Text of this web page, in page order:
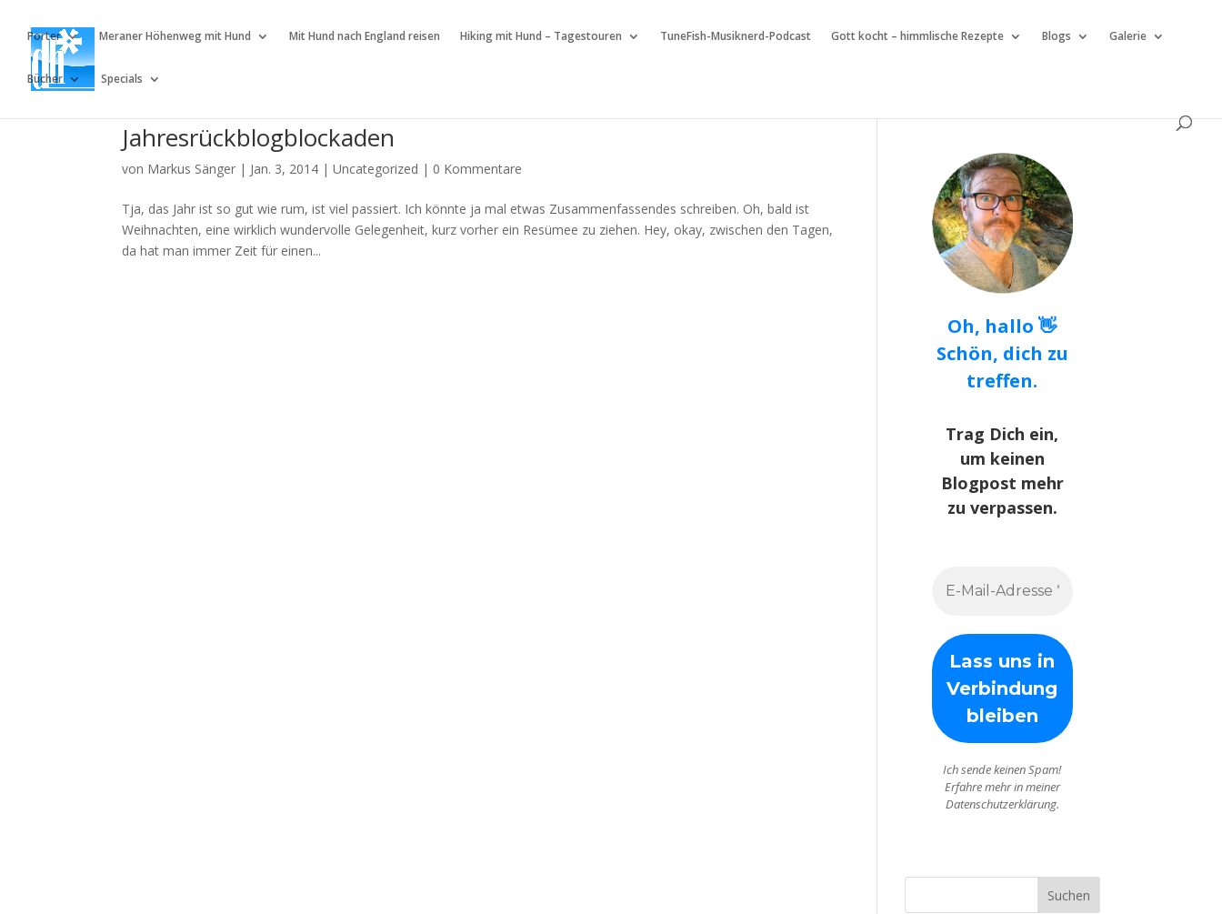
Porter Meraner Höhenweg mit Hund Mit Hund nach England reisen Hiking mit Hund – Tagestouren TuneFish-Musiknerd-Podcast Gott kocht – himmlische Rezepte Blogs Galerie
Bücher Specials
Jahresrückblogblockaden
von Markus Sänger | Jan. 3, 2014 |Uncategorized | 0 Kommentare
Tja, das Jahr ist so gut wie rum, ist viel passiert. Ich könnte ja mal etwas Zusammenfassendes schreiben. Oh, bald ist
Weihnachten, eine wirklich wundervolle Gelegenheit, kurz vorher ein Resümee zu ziehen. Hey, okay, zwischen den Tagen,
da hat man immer Zeit für einen...
Oh, hallo 👋
Schön, dich zu
treffen.
Trag Dich ein,
um keinen
Blogpost mehr
zu verpassen.
Ich sende keinen Spam!
Erfahre mehr in meiner
Datenschutzerklärung.